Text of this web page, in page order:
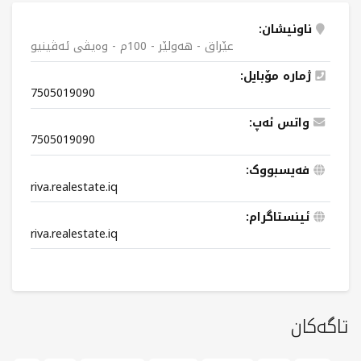
ناونیشان:
عێراق - هەولێر - 100م - وەیڤی ئەڤینیو
ژمارە مۆبایل:
7505019090
واتس ئەپ:
7505019090
فەیسبووک:
riva.realestate.iq
ئینستاگرام:
riva.realestate.iq
تاگەکان